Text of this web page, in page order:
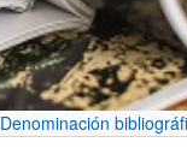
Denominación